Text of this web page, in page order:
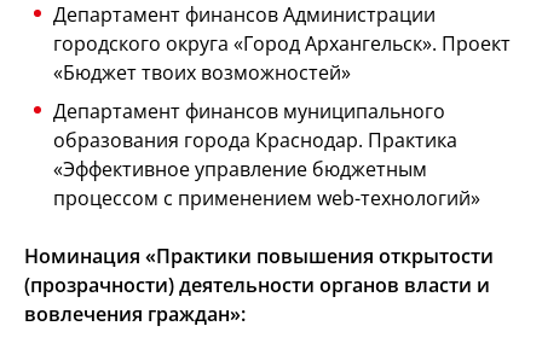
Департамент финансов Администрации
городского округа «Город Архангельск». Проект
«Бюджет твоих возможностей»
Департамент финансов муниципального
образования города Краснодар. Практика
«Эффективное управление бюджетным
процессом с применением web-технологий»
Номинация «Практики повышения открытости
(прозрачности) деятельности органов власти и
вовлечения граждан»: